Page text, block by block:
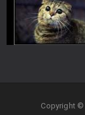
Copyright ©